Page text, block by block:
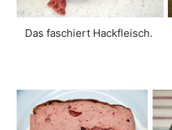
Das faschiert Hackfleisch.